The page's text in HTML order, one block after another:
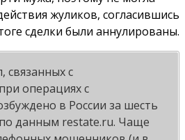
жуликов, согласившись
сделки были аннулированы.
связанных с
операциях с
в России за шесть
по данным restate.ru. Чаще